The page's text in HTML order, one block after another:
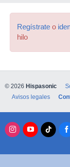
Regístrate o
hilo
© 2026 Hispasonic
Avisos legales